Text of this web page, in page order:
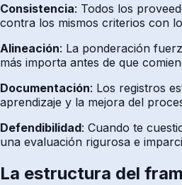
Consistencia: Todos los
contra los mismos criterios con
Alineación: La ponderación
más importa antes de que
Documentación: Los registros
aprendizaje y la mejora del
Defendibilidad: Cuando te
una evaluación rigurosa e
La estructura del